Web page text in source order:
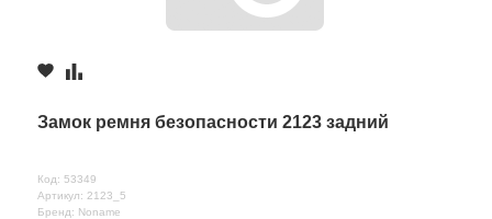
Замок ремня безопасности 2123 задний
Код: 53349
Артикул: 2123_5
Бренд: Noname